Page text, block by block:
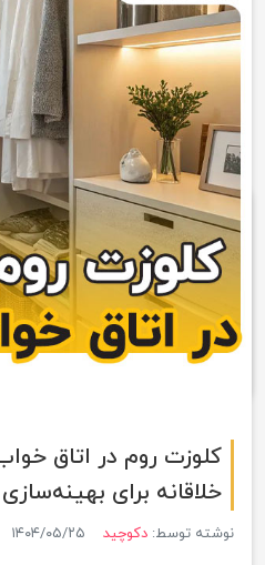
کلوزت روم در اتاق
خلاقانه برای
نوشته توسط: دکوچید ۱۴۰۴/۰۵/۲۵